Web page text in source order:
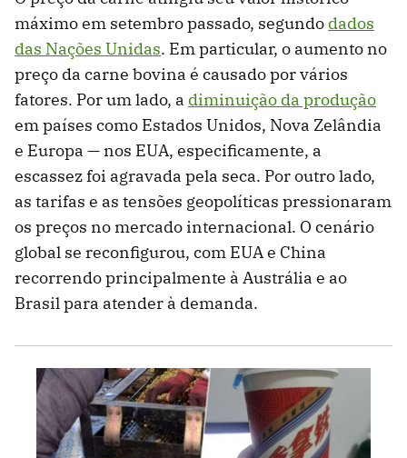
máximo em setembro passado, segundo dados
das Nações Unidas. Em particular, o aumento no
preço da carne bovina é causado por vários
fatores. Por um lado, a diminuição da produção
em países como Estados Unidos, Nova Zelândia
e Europa — nos EUA, especificamente, a
escassez foi agravada pela seca. Por outro lado,
as tarifas e as tensões geopolíticas pressionaram
os preços no mercado internacional. O cenário
global se reconfigurou, com EUA e China
recorrendo principalmente à Austrália e ao
Brasil para atender à demanda.